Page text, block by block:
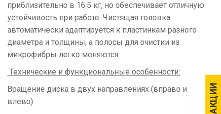
АКЦИИ
АКЦИИ
приблизительно в 16.5 кг, но обеспечивает отличную
устойчивость при работе. Чистящая головка
автоматически адаптируется к пластинкам разного
диаметра и толщины, а полосы для очистки из
микрофибры легко меняются.
Технические и функциональные особенности:
Вращение диска в двух направлениях (вправо и
влево)